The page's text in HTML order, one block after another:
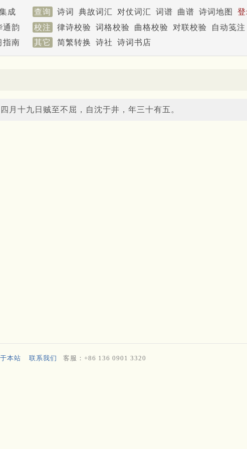
成 查询 诗词 典故词汇 对仗词汇 词谱 曲谱 诗词地图
通韵 校注 律诗校验 词格校验 曲格校验 对联校验
自动笺注
指南 其它 简繁转换 诗社 诗词书店
十九日贼至不屈，自沈于井，年三十有五。
本站 联系我们 客服：+86 136 0901 3320